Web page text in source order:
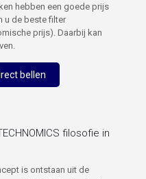
hebben een goede prijs
u de beste filter
prijs). Daarbij kan
bellen
filosofie in
is ontstaan uit de